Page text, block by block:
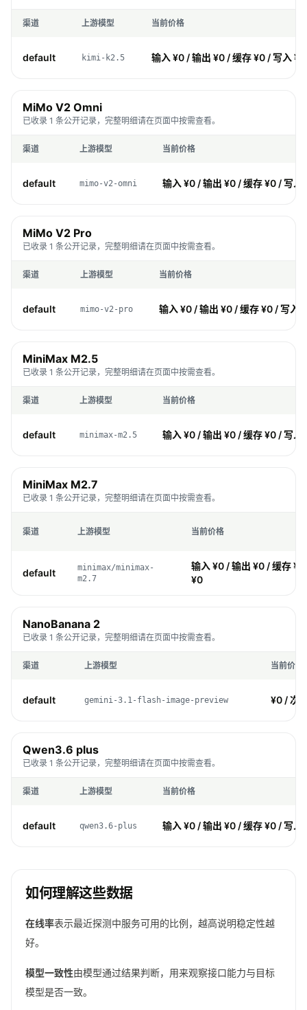
渠道 上游模型 当前价格
default kimi-k2.5 输入 ¥0 / 输出 ¥0 / 缓存 ¥0 / 写入 ¥0
MiMo V2 Omni
已收录 1 条公开记录，完整明细请在页面中按需查看。
渠道 上游模型 当前价格
default mimo-v2-omni 输入 ¥0 / 输出 ¥0 / 缓存 ¥0 / 写入
MiMo V2 Pro
已收录 1 条公开记录，完整明细请在页面中按需查看。
渠道 上游模型 当前价格
default mimo-v2-pro 输入 ¥0 / 输出 ¥0 / 缓存 ¥0 / 写入
MiniMax M2.5
已收录 1 条公开记录，完整明细请在页面中按需查看。
渠道 上游模型 当前价格
default minimax-m2.5 输入 ¥0 / 输出 ¥0 / 缓存 ¥0 / 写入
MiniMax M2.7
已收录 1 条公开记录，完整明细请在页面中按需查看。
渠道 上游模型 当前价格
default
minimax/minimax-
m2.7
输入 ¥0 / 输出 ¥0 / 缓存 ¥0
¥0
NanoBanana 2
已收录 1 条公开记录，完整明细请在页面中按需查看。
渠道 上游模型 当前价格
default gemini-3.1-flash-image-preview ¥0 / 次
Qwen3.6 plus
已收录 1 条公开记录，完整明细请在页面中按需查看。
渠道 上游模型 当前价格
default qwen3.6-plus 输入 ¥0 / 输出 ¥0 / 缓存 ¥0 / 写入
如何理解这些数据
在线率表示最近探测中服务可用的比例，越高说明稳定性越
好。
模型一致性由模型通过结果判断，用来观察接口能力与目标
模型是否一致。